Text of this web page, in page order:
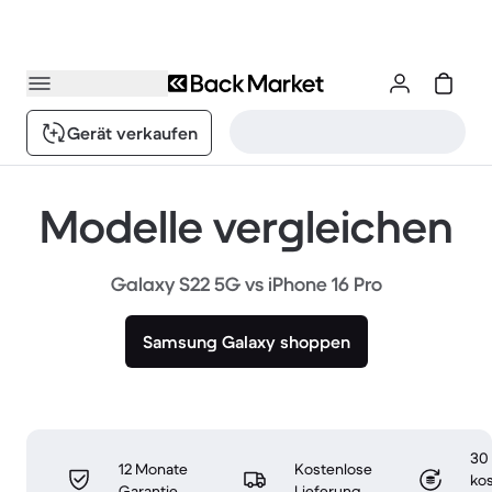
Gerät verkaufen
Modelle vergleichen
Galaxy S22 5G vs iPhone 16 Pro
Samsung Galaxy shoppen
12 Monate
Kostenlose
30